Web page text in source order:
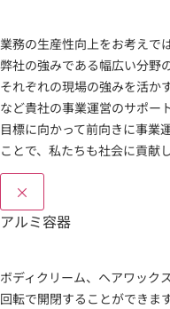
業務の生産性向上をお考えで
弊社の強みである幅広い分野
それぞれの現場の強みを活か
など貴社の事業運営のサポー
目標に向かって前向きに事業
ことで、私たちも社会に貢献
×
アルミ容器
ボディクリーム、ヘアワック
回転で開閉することができます